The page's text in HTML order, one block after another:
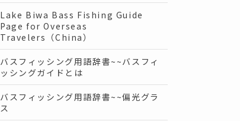
Lake Biwa Bass Fishing Guide
Page for Overseas
Travelers（China）
バスフィッシング用語辞書~~バスフィ
ッシングガイドとは
バスフィッシング用語辞書~~偏光グラ
ス